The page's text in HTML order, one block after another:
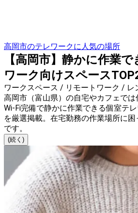
高岡市のテレワークに人気の場所
【高岡市】静かに作業
ワーク向けスペース
ワークスペース / リモートワーク / レ
高岡市（富山県）の自宅やカフェでは
Wi-Fi完備で静かに作業できる個室テ
を厳選掲載。在宅勤務の作業場所に
です。
(続く)